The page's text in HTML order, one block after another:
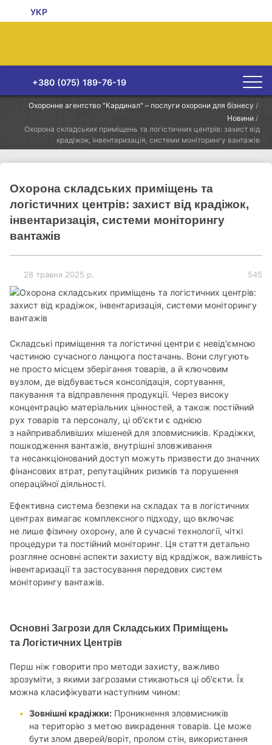
УКР
+380 (075) 189-76-19
Охоронне агентство "Кардинал" – послуги охорони для бізнесу /
Новини /
Охорона складських приміщень та логістичних центрів: захист від
крадіжок, інвентаризація, системи моніторингу вантажів
Охорона складських приміщень та
логістичних центрів: захист від крадіжок,
інвентаризація, системи моніторингу
вантажів
28 травня 2025 р. 545
Складські приміщення та логістичні центри є невід'ємною
частиною сучасного ланцюга постачань. Вони слугують
не просто місцем зберігання товарів, а й ключовим
вузлом, де відбувається консолідація, сортування,
пакування та відправлення продукції. Через високу
концентрацію матеріальних цінностей, а також постійний
рух товарів та персоналу, ці об'єкти є однією
з найпривабливіших мішеней для зловмисників. Крадіжки,
пошкодження вантажів, внутрішні зловживання
та несанкціонований доступ можуть призвести до значних
фінансових втрат, репутаційних ризиків та порушення
операційної діяльності.
Ефективна система безпеки на складах та в логістичних
центрах вимагає комплексного підходу, що включає
не лише фізичну охорону, але й сучасні технології, чіткі
процедури та постійний моніторинг. Ця стаття детально
розгляне основні аспекти захисту від крадіжок, важливість
інвентаризації та застосування передових систем
моніторингу вантажів.
Основні Загрози для Складських Приміщень
та Логістичних Центрів
Перш ніж говорити про методи захисту, важливо
зрозуміти, з якими загрозами стикаються ці об'єкти. Їх
можна класифікувати наступним чином:
Зовнішні крадіжки: Проникнення зловмисників
на територію з метою викрадення товарів. Це може
бути злом дверей/воріт, пролом стін, використання